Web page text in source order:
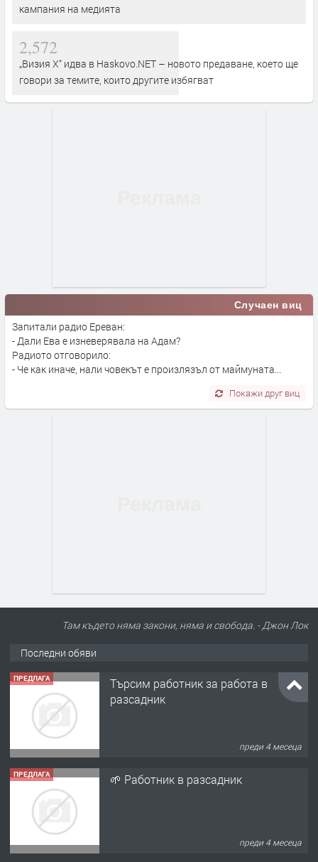
кампания на медията
2,572
„Визия Х“ идва в Haskovo.NET – новото предаване, което ще
говори за темите, които другите избягват
Случаен виц
Запитали радио Ереван:
- Дали Ева е изневерявала на Адам?
Радиото отговорило:
- Че как иначе, нали човекът е произлязъл от маймуната...
Покажи друг виц
Там където няма закони, няма и свобода. - Джон Лок
Последни обяви
ПРЕДЛАГА 🌱 Работник в разсадник
преди 4 месеца
ПРЕДЛАГА Търсим работничка
преди 11 месеца